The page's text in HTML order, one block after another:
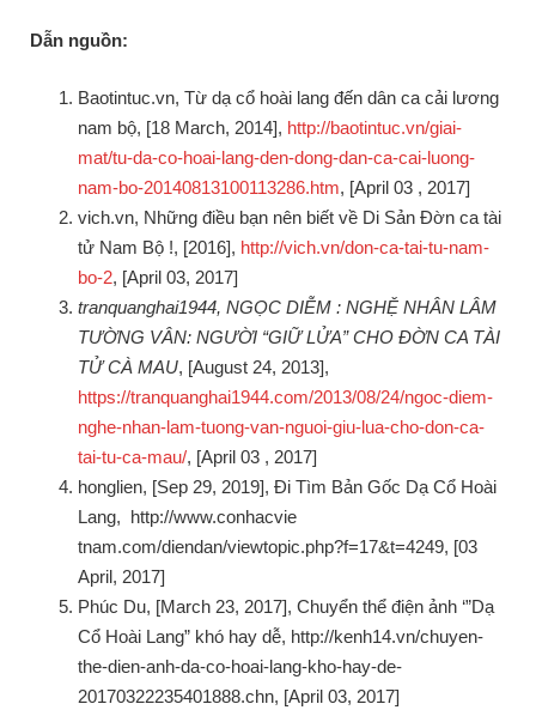
Dẫn nguồn:
Baotintuc.vn, Từ dạ cổ hoài lang đến dân ca cải lương
nam bộ, [18 March, 2014], http://baotintuc.vn/giai-
mat/tu-da-co-hoai-lang-den-dong-dan-ca-cai-luong-
nam-bo-20140813100113286.htm, [April 03 , 2017]
vich.vn, Những điều bạn nên biết về Di Sản Đờn ca tài
tử Nam Bộ !, [2016], http://vich.vn/don-ca-tai-tu-nam-
bo-2, [April 03, 2017]
tranquanghai1944, NGỌC DIỄM : NGHỆ NHÂN LÂM
TƯỜNG VÂN: NGƯỜI “GIỮ LỬA” CHO ĐỜN CA TÀI
TỬ CÀ MAU, [August 24, 2013],
https://tranquanghai1944.com/2013/08/24/ngoc-diem-
nghe-nhan-lam-tuong-van-nguoi-giu-lua-cho-don-ca-
tai-tu-ca-mau/, [April 03 , 2017]
honglien, [Sep 29, 2019], Đi Tìm Bản Gốc Dạ Cổ Hoài
Lang, http://www.conhacvie
tnam.com/diendan/viewtopic.php?f=17&t=4249, [03
April, 2017]
Phúc Du, [March 23, 2017], Chuyển thể điện ảnh ‘”Dạ
Cổ Hoài Lang” khó hay dễ, http://kenh14.vn/chuyen-
the-dien-anh-da-co-hoai-lang-kho-hay-de-
20170322235401888.chn, [April 03, 2017]